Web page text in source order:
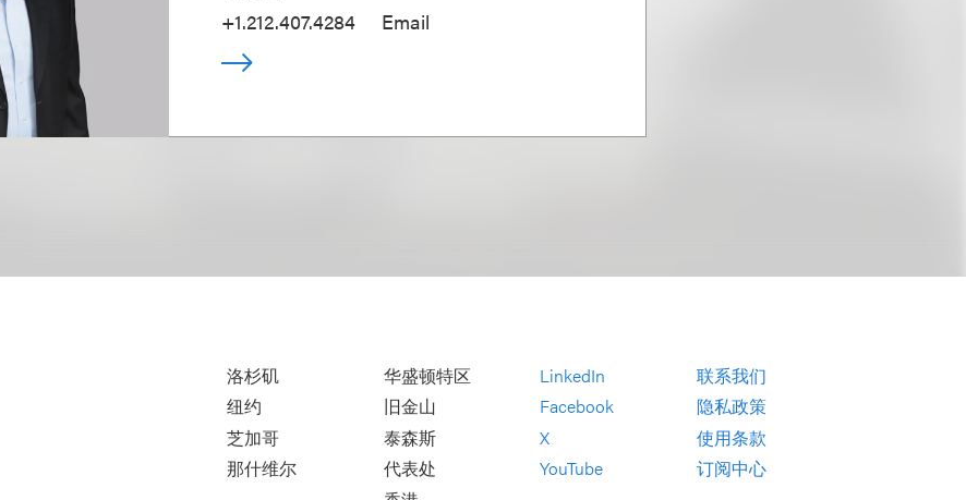
+1.212.407.4284
Email
洛杉矶
纽约
芝加哥
那什维尔
华盛顿特区
旧金山
泰森斯
代表处
LinkedIn
Facebook
X
YouTube
联系我们
隐私政策
使用条款
订阅中心